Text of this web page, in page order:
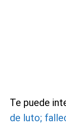
Te puede
de luto;